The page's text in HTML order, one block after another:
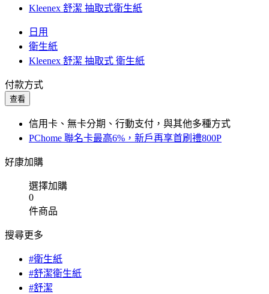
Kleenex 舒潔 抽取式衛生紙
日用
衛生紙
Kleenex 舒潔 抽取式 衛生紙
付款方式
查看
信用卡、無卡分期、行動支付，與其他多種方式
PChome 聯名卡最高6%，新戶再享首刷禮800P
好康加購
選擇加購
0
件商品
搜尋更多
#衛生紙
#舒潔衛生紙
#舒潔